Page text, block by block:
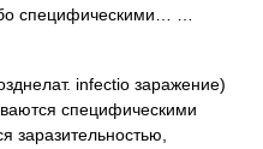
специфическими… …
infectio заражение)
специфическими
заразительностью,